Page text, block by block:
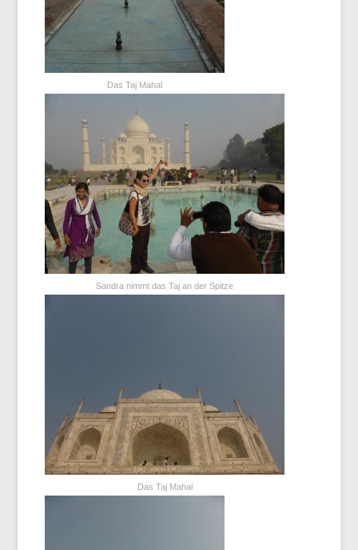
Das Taj Mahal
Sandra nimmt das Taj an der Spitze
Das Taj Mahal